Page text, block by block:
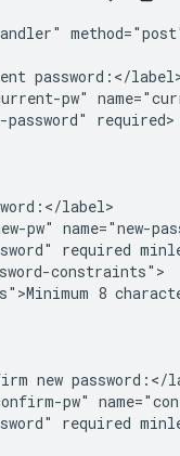
password:</
pw"
password" required>
label>
pw" name="new-
required
constraints">
8
new password:</
pw"
required